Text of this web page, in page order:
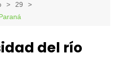
29
del río